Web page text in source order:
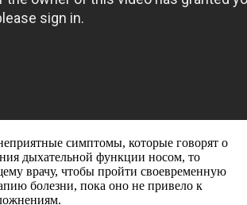
симптомы, которые говорят о
дыхательной функции носом, то
врачу, чтобы пройти своевременную
болезни, пока оно не привело к